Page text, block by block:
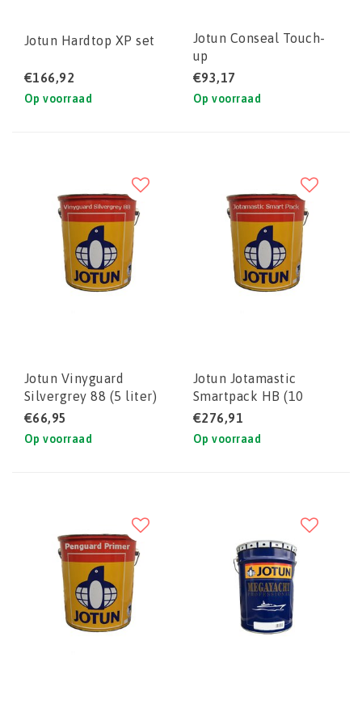
Jotun Hardtop XP set
€166,92
Op voorraad
Jotun Conseal Touch-
up
€93,17
Op voorraad
Jotun Vinyguard
Silvergrey 88 (5 liter)
€66,95
Op voorraad
Jotun Jotamastic
Smartpack HB (10
liter) set
€276,91
Op voorraad